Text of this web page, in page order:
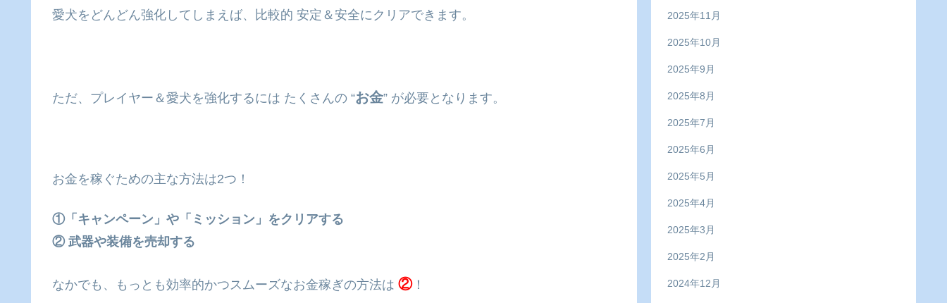
愛犬をどんどん強化してしまえば、比較的 安定＆安全にクリアできます。
ただ、プレイヤー＆愛犬を強化するには たくさんの “お金” が必要となります。
お金を稼ぐための主な方法は2つ！
①「キャンペーン」や「ミッション」をクリアする
② 武器や装備を売却する
なかでも、もっとも効率的かつスムーズなお金稼ぎの方法は ②！
2025年11月
2025年10月
2025年9月
2025年8月
2025年7月
2025年6月
2025年5月
2025年4月
2025年3月
2025年2月
2024年12月